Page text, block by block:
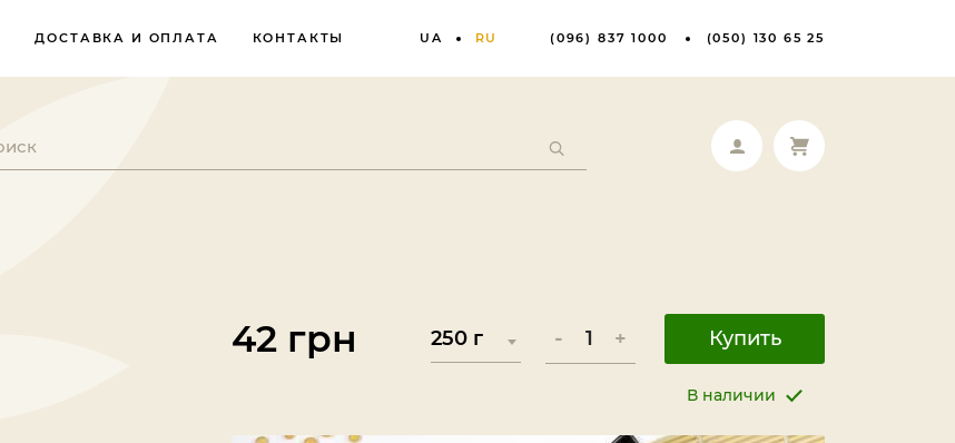
ДОСТАВКА И ОПЛАТА КОНТАКТЫ UA RU (096) 837 1000 (050) 130 65 25
42 грн - + Купить
В наличии